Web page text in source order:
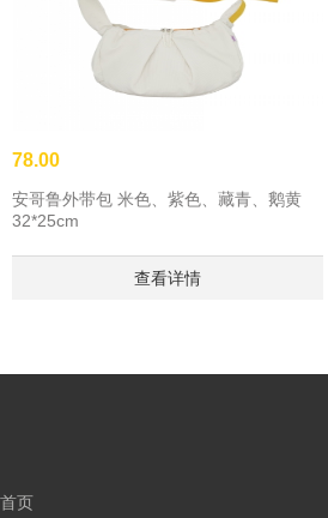
78.00
安哥鲁外带包 米色、紫色、藏青、鹅黄
32*25cm
查看详情
首页